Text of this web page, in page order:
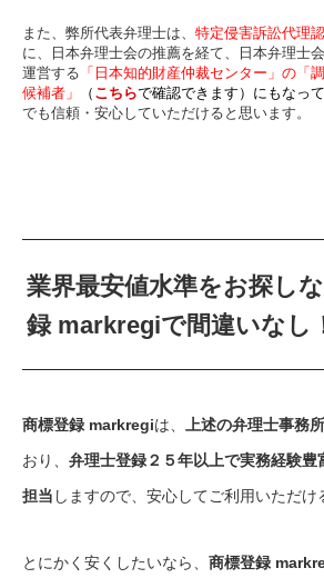
また、弊所代表弁理士は、 特定侵害訴訟代理
に、日本弁理士会の推薦を経て、日本弁理士
運営する 「日本知的財産仲裁センター」の「
候補者」
（ こちらで確認できます）にもなっ
でも信頼・安心していただけると思います。
業界最安値水準をお探し
録 markregiで間違いなし
商標登録 markregiは、 上述の弁理士事務
おり、 弁理士登録２５年以上で実務経験豊
担当 しますので、安心してご利用いただけ
とにかく安くしたいなら、 商標登録